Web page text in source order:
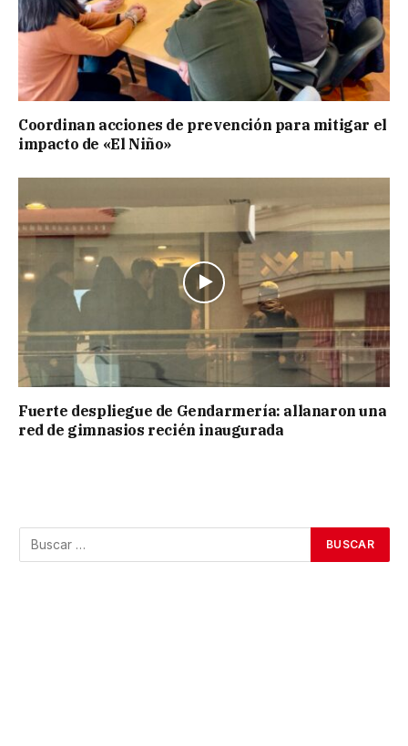
Coordinan acciones de prevención para mitigar el
impacto de «El Niño»
Fuerte despliegue de Gendarmería: allanaron una
red de gimnasios recién inaugurada